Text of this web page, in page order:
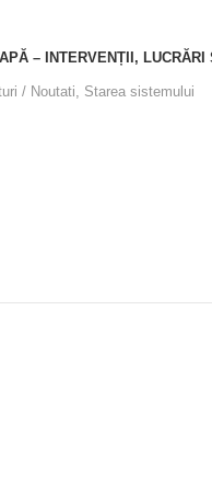
– INTERVENȚII, LUCRĂRI
/ Noutati Starea sistemului